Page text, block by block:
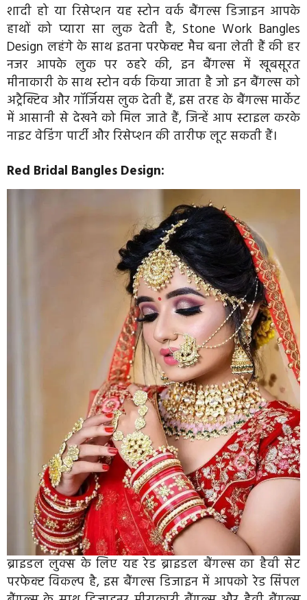
शादी हो या रिसेप्शन यह स्टोन वर्क बैंगल्स डिजाइन आपके
हाथों को प्यारा सा लुक देती है, Stone Work Bangles
Design लहंगे के साथ इतना परफेक्ट मैच बना लेती हैं की हर
नजर आपके लुक पर ठहरे की, इन बैंगल्स में खूबसूरत
मीनाकारी के साथ स्टोन वर्क किया जाता है जो इन बैंगल्स को
अट्रैक्टिव और गॉर्जियस लुक देती हैं, इस तरह के बैंगल्स मार्केट
में आसानी से देखने को मिल जाते हैं, जिन्हें आप स्टाइल करके
नाइट वेडिंग पार्टी और रिसेप्शन की तारीफ लूट सकती हैं।
Red Bridal Bangles Design:
ब्राइडल लुक्स के लिए यह रेड ब्राइडल बैंगल्स का हैवी सेट
परफेक्ट विकल्प है, इस बैंगल्स डिजाइन में आपको रेड सिंपल